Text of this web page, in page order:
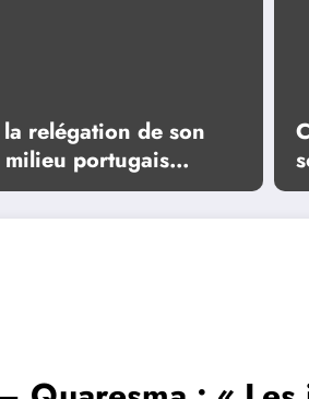
relégation de son
portugais
Luís va rester en
League